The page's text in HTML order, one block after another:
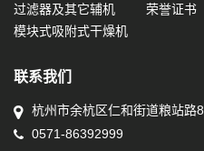
过滤器及其它辅机
模块式吸附式干燥机
荣誉证书
联系我们
杭州市余杭区仁和街道粮站路
0571-86392999